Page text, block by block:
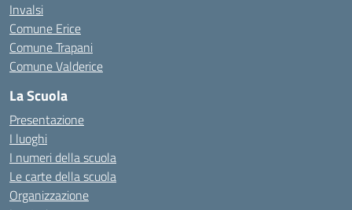
Invalsi
Comune Erice
Comune Trapani
Comune Valderice
La Scuola
Presentazione
I luoghi
I numeri della scuola
Le carte della scuola
Organizzazione